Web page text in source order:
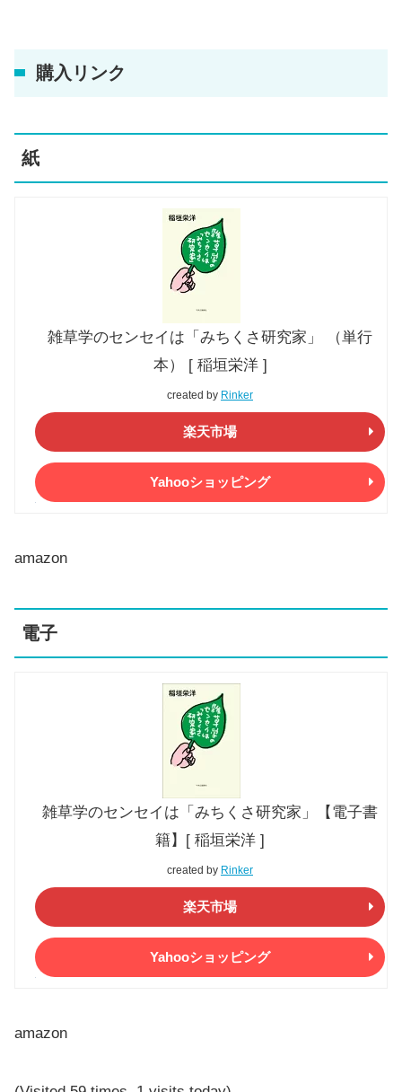
購入リンク
紙
雑草学のセンセイは「みちくさ研究家」 （単行
本） [ 稲垣栄洋 ]
created by Rinker
楽天市場
Yahooショッピング
amazon
電子
雑草学のセンセイは「みちくさ研究家」【電子書
籍】[ 稲垣栄洋 ]
created by Rinker
楽天市場
Yahooショッピング
amazon